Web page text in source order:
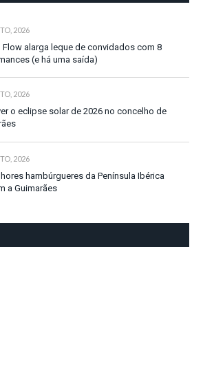
2026
Flow alarga leque de convidados com 8
(e há uma saída)
2026
o eclipse solar de 2026 no concelho de
2026
hambúrgueres da Península Ibérica
a Guimarães